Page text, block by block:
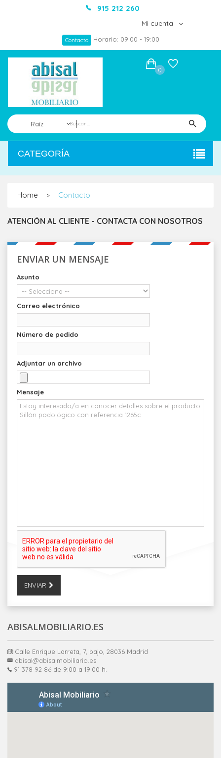
915 212 260
Mi cuenta
Contacto Horario: 09:00 - 19:00
Raíz
0
CATEGORÍA
Home > Contacto
ATENCIÓN AL CLIENTE - CONTACTA CON NOSOTROS
ENVIAR UN MENSAJE
Asunto
Correo electrónico
Número de pedido
Adjuntar un archivo
Mensaje
ENVIAR
ABISALMOBILIARIO.ES
Calle Enrique Larreta, 7, bajo, 28036 Madrid
abisal@abisalmobiliario.es
91 378 92 86 de 9:00 a 19:00 h.